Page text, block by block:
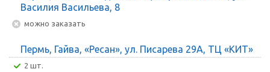
Василия Васильева, 8
Можно заказать
Пермь, Гайва, «Ресан», ул. Писарева 29А, ТЦ «КИТ»
2 шт.